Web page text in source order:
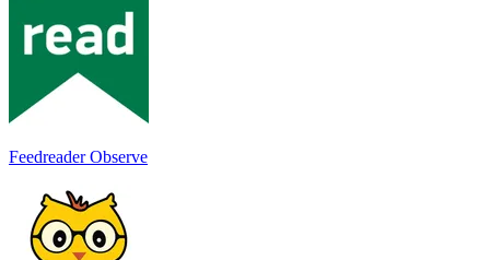
Feedreader Observe